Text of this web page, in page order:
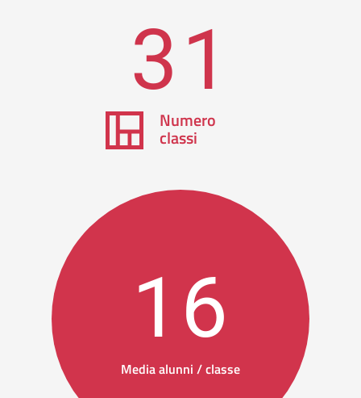
31
Numero
classi
16
Media alunni / classe